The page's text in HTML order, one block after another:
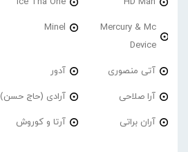
Mercury & Mc
Device
Minel
آتی منصوری آدور
آرا صلاحی آرادی (حاج حسن)
آران براتی آرتا و کوروش